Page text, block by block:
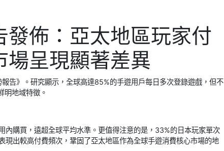
佈：亞太地區玩家付
場呈現顯著差異
告》。研究顯示，全球高達85%的手遊用戶每日多次登錄遊戲，但不
明地域特徵。
內購買，遠超全球平均水準。更值得注意的是，33%的日本玩家單次
出較高付費頻次，鞏固了亞太地區作為全球手遊消費核心市場的地